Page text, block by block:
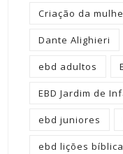
Criação da
Dante Alighieri
ebd adultos
EBD Jardim de
ebd juniores
ebd lições